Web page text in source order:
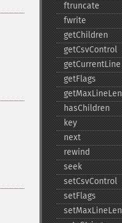
ftruncate
fwrite
getChildren
getCsvControl
getCurrentLine
getFlags
getMaxLineLen
hasChildren
key
next
rewind
seek
setCsvControl
setFlags
setMaxLineLen